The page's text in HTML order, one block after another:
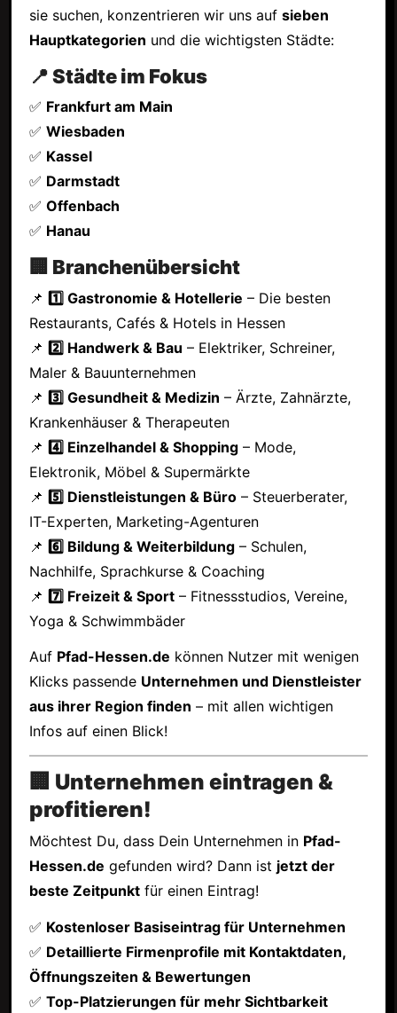
sie suchen, konzentrieren wir uns auf sieben
Hauptkategorien und die wichtigsten Städte:
📍 Städte im Fokus
✅ Frankfurt am Main
✅ Wiesbaden
✅ Kassel
✅ Darmstadt
✅ Offenbach
✅ Hanau
🏢 Branchenübersicht
📌 1️⃣ Gastronomie & Hotellerie – Die besten
Restaurants, Cafés & Hotels in Hessen
📌 2️⃣ Handwerk & Bau – Elektriker, Schreiner,
Maler & Bauunternehmen
📌 3️⃣ Gesundheit & Medizin – Ärzte, Zahnärzte,
Krankenhäuser & Therapeuten
📌 4️⃣ Einzelhandel & Shopping– Mode,
Elektronik, Möbel & Supermärkte
📌 5️⃣ Dienstleistungen & Büro– Steuerberater,
IT-Experten, Marketing-Agenturen
📌 6️⃣ Bildung & Weiterbildung– Schulen,
Nachhilfe, Sprachkurse & Coaching
📌 7️⃣ Freizeit & Sport– Fitnessstudios, Vereine,
Yoga & Schwimmbäder
Auf Pfad-Hessen.de können Nutzer mit wenigen
Klicks passende Unternehmen und Dienstleister
aus ihrer Region finden – mit allen wichtigen
Infos auf einen Blick!
🏢 Unternehmen eintragen &
profitieren!
Möchtest Du, dass Dein Unternehmen in Pfad-
Hessen.de gefunden wird? Dann ist jetzt der
beste Zeitpunktfür einen Eintrag!
✅ Kostenloser Basiseintrag für Unternehmen
✅ Detaillierte Firmenprofile mit Kontaktdaten,
Öffnungszeiten & Bewertungen
✅ Top-Platzierungen für mehr Sichtbarkeit